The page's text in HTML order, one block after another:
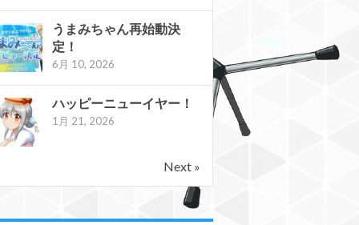
うまみちゃん再始動決
定！
6月 10, 2026
ハッピーニューイヤー！
1月 21, 2026
Next »